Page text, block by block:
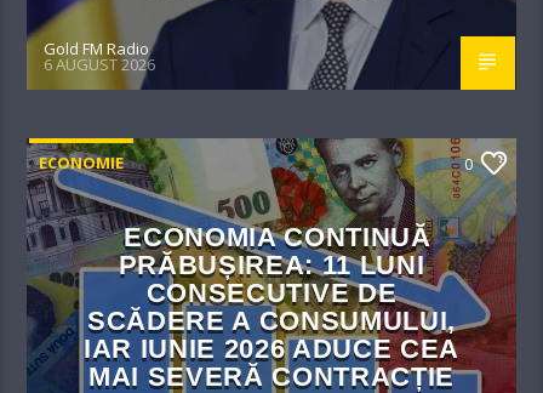
Gold FM Radio
6 AUGUST 2026
ECONOMIE 0
ECONOMIA CONTINUĂ
PRĂBUȘIREA: 11 LUNI
CONSECUTIVE DE
SCĂDERE A CONSUMULUI,
IAR IUNIE 2026 ADUCE CEA
MAI SEVERĂ CONTRACȚIE